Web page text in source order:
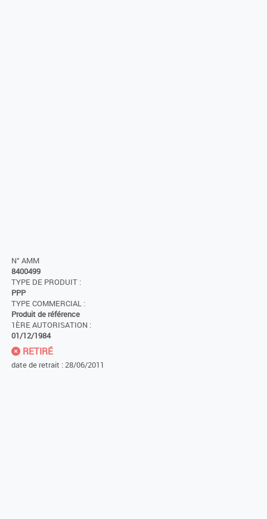
N° AMM
8400499
TYPE DE PRODUIT :
PPP
TYPE COMMERCIAL :
Produit de référence
1ÈRE AUTORISATION :
01/12/1984
RETIRÉ
date de retrait : 28/06/2011